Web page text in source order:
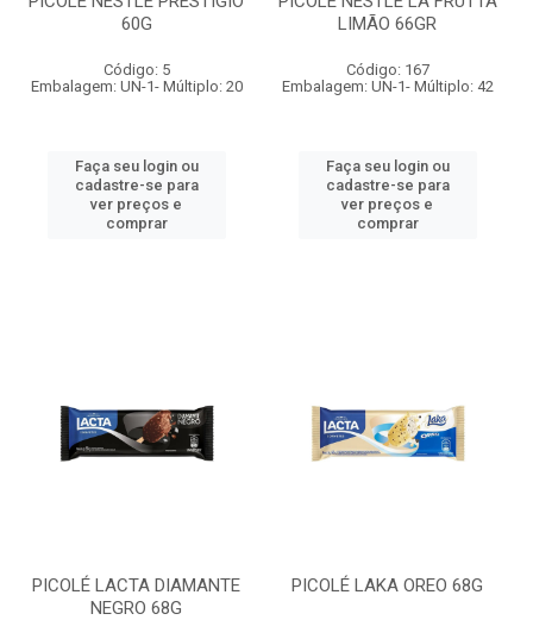
60G
Código: 5
Embalagem: UN-1- Múltiplo: 20
Faça seu login ou
cadastre-se para
ver preços e
comprar
LIMÃO 66GR
Código: 167
Embalagem: UN-1- Múltiplo: 42
Faça seu login ou
cadastre-se para
ver preços e
comprar
PICOLÉ LACTA DIAMANTE
NEGRO 68G
PICOLÉ LAKA OREO 68G